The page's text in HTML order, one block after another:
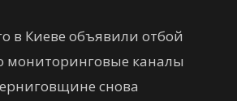
в Киеве объявили отбой
мониторинговые каналы
снова